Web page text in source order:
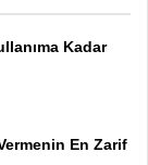
Kadar
En Zarif